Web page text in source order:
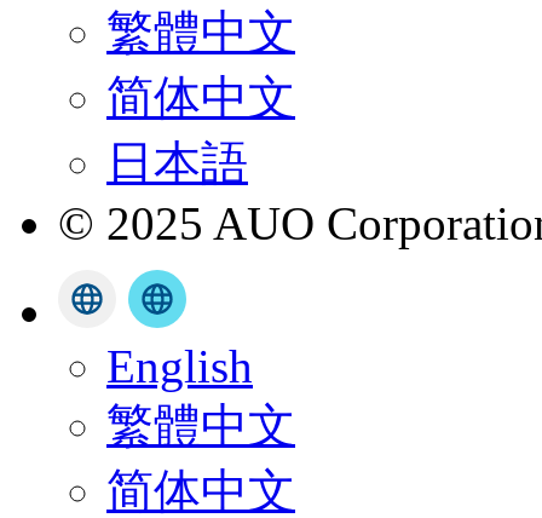
繁體中文
简体中文
日本語
© 2025 AUO
English
繁體中文
简体中文